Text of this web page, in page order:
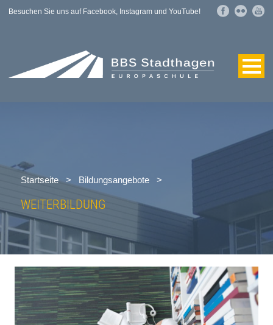
Besuchen Sie uns auf Facebook, Instagram und YouTube!
Startseite > Bildungsangebote >
WEITERBILDUNG